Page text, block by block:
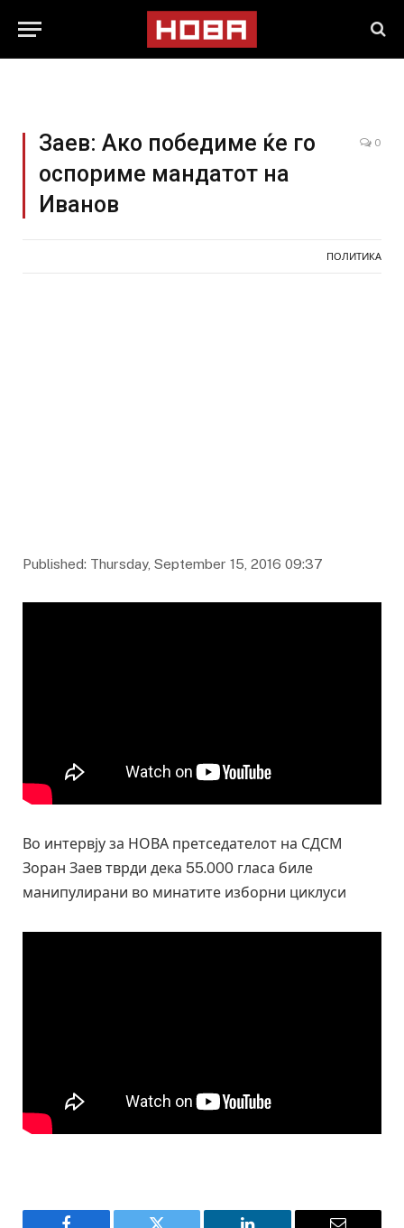
Заев: Ако победиме ќе го
оспориме мандатот на
Иванов
0
ПОЛИТИКА
Published: Thursday, September 15, 2016 09:37
Во интервју за НОВА претседателот на СДСМ
Зоран Заев тврди дека 55.000 гласа биле
манипулирани во минатите изборни циклуси